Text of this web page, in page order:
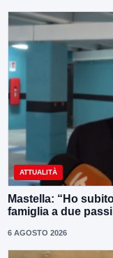
ATTUALITÀ
Mastella: “Ho
famiglia a due
6 AGOSTO 2026